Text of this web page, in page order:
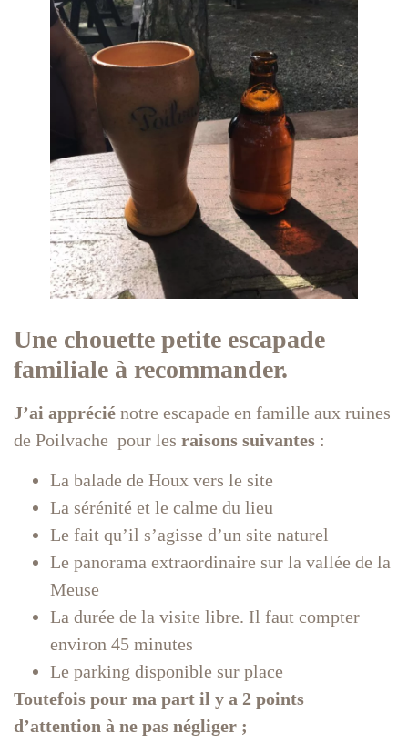
Une chouette petite escapade
familiale à recommander.
J’ai apprécié notre escapade en famille aux ruines
de Poilvache pour les raisons suivantes :
La balade de Houx vers le site
La sérénité et le calme du lieu
Le fait qu’il s’agisse d’un site naturel
Le panorama extraordinaire sur la vallée de la
Meuse
La durée de la visite libre. Il faut compter
environ 45 minutes
Le parking disponible sur place
Toutefois pour ma part il y a 2 points
d’attention à ne pas négliger ;